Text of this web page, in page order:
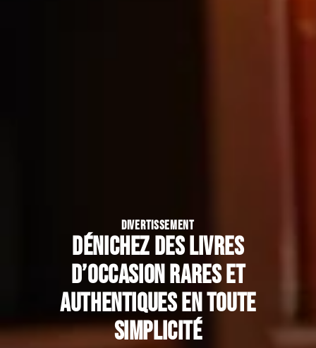
DIVERTISSEMENT
Dénichez des livres
d’occasion rares et
authentiques en toute
simplicité